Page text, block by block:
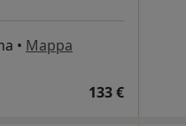
• Mappa
133 €